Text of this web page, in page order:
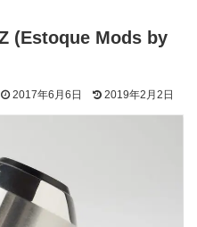
Z (Estoque Mods by
2017年6月6日 2019年2月2日